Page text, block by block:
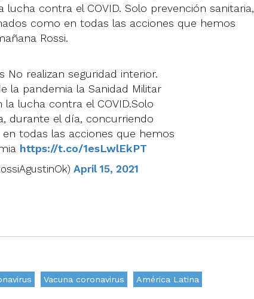
contra el COVID. Solo prevención sanitaria,
como en todas las acciones que hemos
Rossi.
No realizan seguridad interior.
la pandemia la Sanidad Militar
lucha contra el COVID.Solo
durante el día, concurriendo
todas las acciones que hemos
https://t.co/1esLwlEkPT
April 15, 2021
Vacuna coronavirus
América Latina